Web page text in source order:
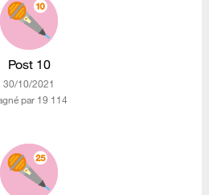
Post 10
‎30/10/2021
par 19 114